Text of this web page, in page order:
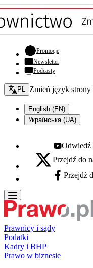
Promocje- otwiera się
Newsletter
Podcasty
Zmień język - bieżący:
PL Zmień język strony
English (EN)
Українська (UA)
Youtube -
Odwiedź
X - otwiera się w nowej
Przejdź do
Facebook -
Przejdź
Prawnicy i sądy
Podatki
Kadry i BHP
Prawo w biznesie